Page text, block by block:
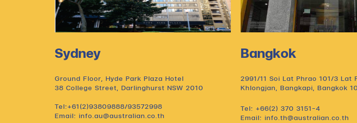
Sydney
Ground Floor, Hyde Park Plaza Hotel
38 College Street, Darlinghurst NSW 2010
Tel:+61(2)93809888/93572998
Email: info.au@australian.co.th
Bangkok
2991/11 Soi Lat Phrao 101/3 Lat
Khlongjan, Bangkapi, Bangkok
Tel: +66(2) 370 3151-4
Email: info.th@australian.co.th